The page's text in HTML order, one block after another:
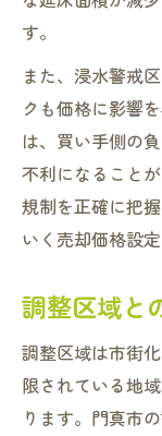
す。
また、浸水警戒
クも価格に影響
は、買い手側の
不利になること
規制を正確に把
いく売却価格設
調整区域と
調整区域は市街
限されている地
ります。門真市